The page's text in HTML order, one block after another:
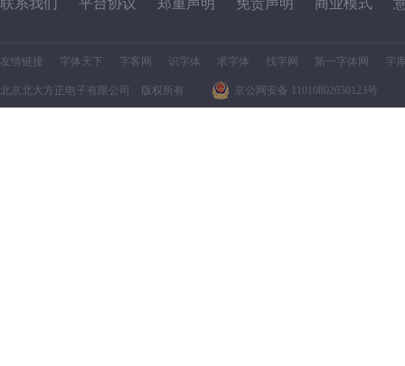
联系我们 平台协议 郑重声明 免责声明 商业模式
友情链接 字体天下 字客网 识字体 求字体 找字网 第一字体网 字
北京北大方正电子有限公司 版权所有 京公网安备 11010802030123号